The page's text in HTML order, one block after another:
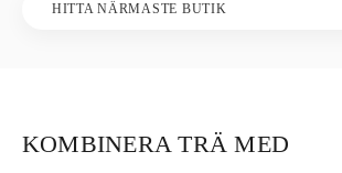
HITTA NÄRMASTE BUTIK
KOMBINERA TRÄ MED